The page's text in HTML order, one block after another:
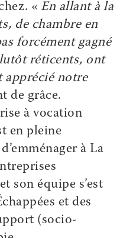
«En allant à la
de chambre en
forcément gagné
réticents, ont
apprécié notre
de grâce.
à vocation
en pleine
à La
son équipe s’est
et des
(socio-